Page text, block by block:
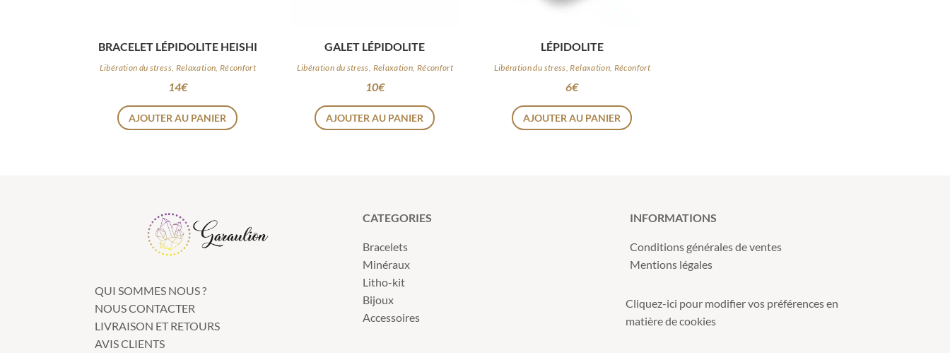
BRACELET LÉPIDOLITE HEISHI
Libération du stress, Relaxation, Réconfort
14€
AJOUTER AU PANIER
GALET LÉPIDOLITE
Libération du stress, Relaxation, Réconfort
10€
AJOUTER AU PANIER
LÉPIDOLITE
Libération du stress, Relaxation, Réconfort
6€
AJOUTER AU PANIER
QUI SOMMES NOUS ?
NOUS CONTACTER
LIVRAISON ET RETOURS
AVIS CLIENTS
CATEGORIES
Bracelets
Minéraux
Litho-kit
Bijoux
Accessoires
INFORMATIONS
Conditions générales de ventes
Mentions légales
Cliquez-ici pour modifier vos préférences en
matière de cookies